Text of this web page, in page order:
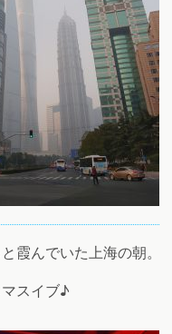
霞んでいた上海の朝。
スイブ♪